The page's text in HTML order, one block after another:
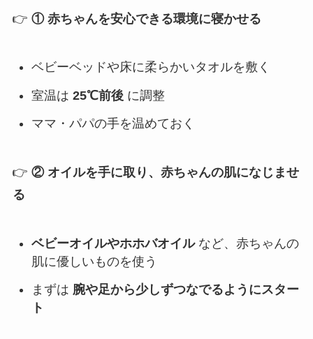
👉 ① 赤ちゃんを安心できる環境に寝かせる
ベビーベッドや床に柔らかいタオルを敷く
室温は 25℃前後に調整
ママ・パパの手を温めておく
👉 ② オイルを手に取り、赤ちゃんの肌になじませ
る
ベビーオイルやホホバオイルなど、赤ちゃんの
肌に優しいものを使う
まずは 腕や足から少しずつなでるようにスター
ト